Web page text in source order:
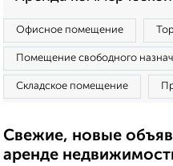
Офисное помещение
Помещение свободного
Складское помещение
Свежие, новые
аренде